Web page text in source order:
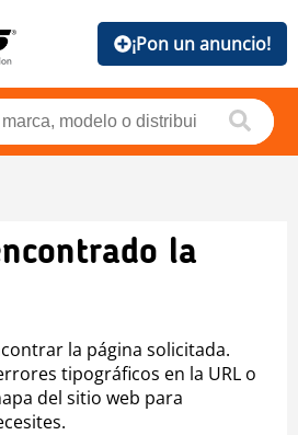
¡Pon un anuncio!
la
la página solicitada.
tipográficos en la URL o
del sitio web para